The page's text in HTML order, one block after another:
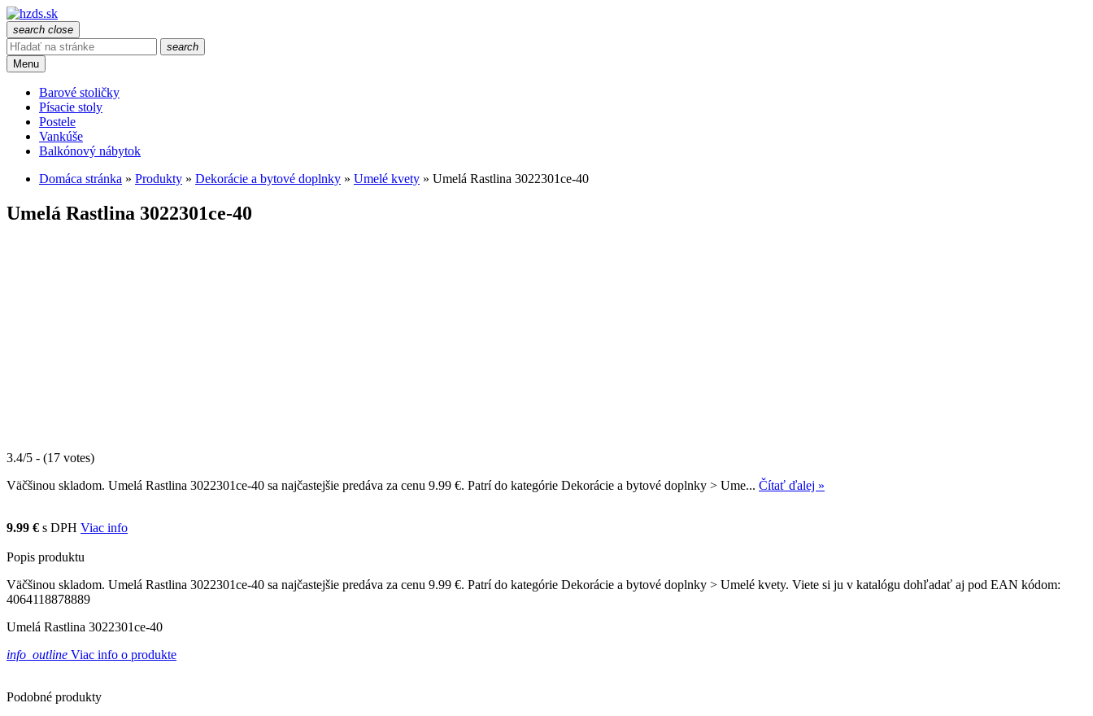
search close
search
Menu
Barové stoličky
Písacie stoly
Postele
Vankúše
Balkónový nábytok
Domáca stránka » Produkty » Dekorácie a bytové doplnky » Umelé kvety » Umelá Rastlina 3022301ce-40
Umelá Rastlina 3022301ce-40
3.4/5 - (17 votes)
Väčšinou skladom. Umelá Rastlina 3022301ce-40 sa najčastejšie predáva za cenu 9.99 €. Patrí do kategórie Dekorácie a bytové doplnky > Ume... Čítať ďalej »
9.99 € s DPH Viac info
Popis produktu
Väčšinou skladom. Umelá Rastlina 3022301ce-40 sa najčastejšie predáva za cenu 9.99 €. Patrí do kategórie Dekorácie a bytové doplnky > Umelé kvety. Viete si ju v katalógu dohľadať aj pod EAN kódom:
4064118878889
Umelá Rastlina 3022301ce-40
info_outline Viac info o produkte
Podobné produkty